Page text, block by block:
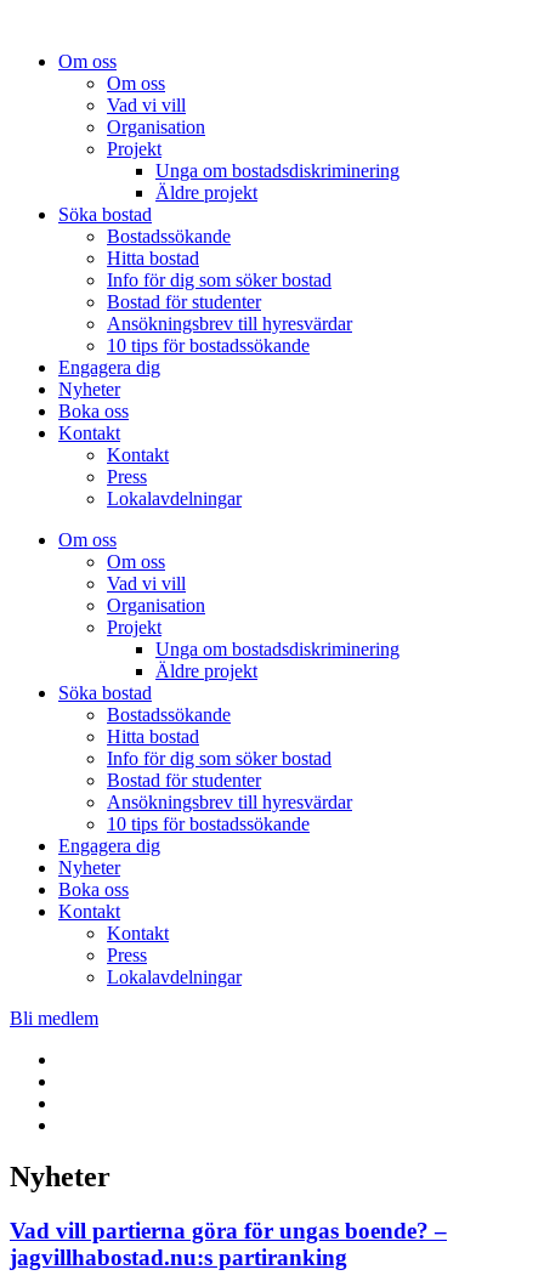
Om oss
Om oss
Vad vi vill
Organisation
Projekt
Unga om bostadsdiskriminering
Äldre projekt
Söka bostad
Bostadssökande
Hitta bostad
Info för dig som söker bostad
Bostad för studenter
Ansökningsbrev till hyresvärdar
10 tips för bostadssökande
Engagera dig
Nyheter
Boka oss
Kontakt
Kontakt
Press
Lokalavdelningar
Om oss
Om oss
Vad vi vill
Organisation
Projekt
Unga om bostadsdiskriminering
Äldre projekt
Söka bostad
Bostadssökande
Hitta bostad
Info för dig som söker bostad
Bostad för studenter
Ansökningsbrev till hyresvärdar
10 tips för bostadssökande
Engagera dig
Nyheter
Boka oss
Kontakt
Kontakt
Press
Lokalavdelningar
Bli medlem
Nyheter
Vad vill partierna göra för ungas boende? –
jagvillhabostad.nu:s partiranking